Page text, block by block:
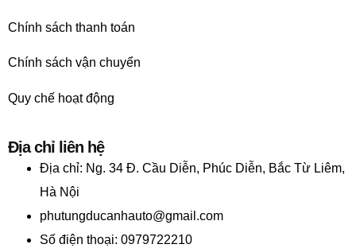
Chính sách thanh toán
Chính sách vận chuyển
Quy chế hoạt động
Địa chỉ liên hệ
Địa chỉ: Ng. 34 Đ. Cầu Diễn, Phúc Diễn, Bắc Từ Liêm,
Hà Nội
phutungducanhauto@gmail.com
Số điện thoại: 0979722210